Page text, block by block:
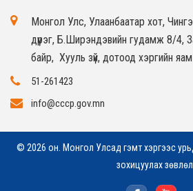
Монгол Улс, Улаанбаатар хот,
дүүрэг, Б.Ширэндэвийн гудамж 8/4,
байр, Хууль зүй, дотоод хэргийн яам
51-261423
info@cccp.gov.mn
© 2026 он. Монгол Улсад гэмт хэргээс
зохицуулах зөвлөл